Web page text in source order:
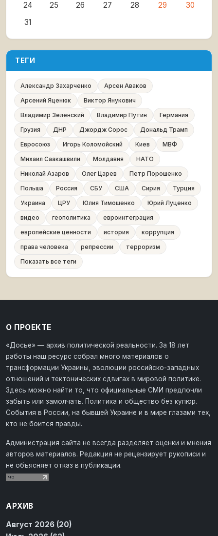
24
25 26 27 28 29
30
31
ТЕГИ
Александр Захарченко
Арсен Аваков
Арсений Яценюк
Виктор Янукович
Владимир Зеленский
Владимир Путин
Германия
Грузия
ДНР Джордж Сорос
Дональд Трамп
Евросоюз
Игорь Коломойский Киев
МВФ
Михаил Саакашвили
Молдавия
НАТО
Николай Азаров
Олег Царев
Петр Порошенко
Польша
Россия СБУ США Сирия
Турция
Украина
ЦРУ Юлия Тимошенко
Юрий Луценко
видео
геополитика
евроинтеграция
европейские ценности
история
коррупция
права человека
репрессии
терроризм
Показать все теги
О ПРОЕКТЕ
«Досье» — архив политической реальности. За 18 лет
работы наш ресурс собрал много материалов о
трансформации Украины, эволюции российско-западных
отношений и тектонических сдвигах в мировой политике.
Здесь можно найти то, что официальные СМИ предпочли
забыть или замолчать. Политика и общество без купюр.
События в России, на бывшей Украине и в мире глазами тех,
кто не боится правды.
Администрация сайта не всегда разделяет оценки и мнения
авторов материалов. Редакция не рецензирует рукописи и
не объясняет отказ в публикации.
АРХИВ
Август 2026 (20)